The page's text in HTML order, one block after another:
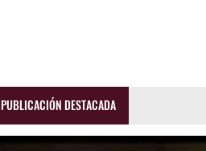
PUBLICACIÓN DESTACADA